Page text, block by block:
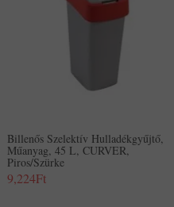
Billenős Szelektív Hulladékgyűjtő,
Műanyag, 45 L, CURVER,
Piros/szürke
9,224Ft